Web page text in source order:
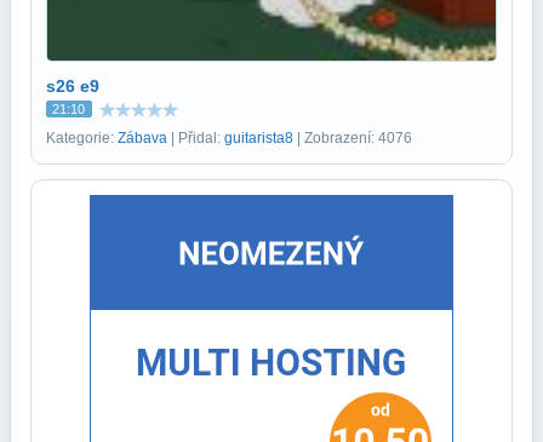
s26 e9
21:10
Kategorie: Zábava | Přidal: guitarista8 | Zobrazení: 4076